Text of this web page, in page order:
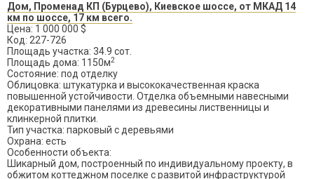
Дом, Променад КП (Бурцево), Киевское шоссе, от МКАД 14
км по шоссе, 17 км всего.
Цена: 1 000 000 $
Код: 227-726
Площадь участка: 34.9 сот.
Площадь дома: 1150м2
Состояние: под отделку
Облицовка: штукатурка и высококачественная краска
повышенной устойчивости. Отделка объемными навесными
декоративными панелями из древесины лиственницы и
клинкерной плитки.
Тип участка: парковый с деревьями
Охрана: есть
Особенности объекта:
Шикарный дом, построенный по индивидуальному проекту, в
обжитом коттеджном поселке с развитой инфраструктурой